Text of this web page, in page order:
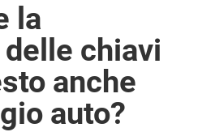
la
chiavi
anche
auto?